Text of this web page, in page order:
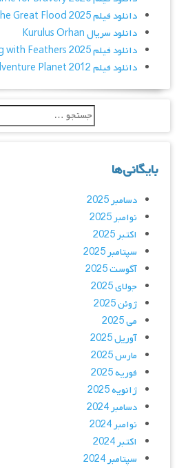
دانلود فیلم The Great Flood 2025
دانلود سریال Kurulus Orhan
دانلود فیلم The Thing with Feathers 2025
دانلود فیلم Adventure Planet 2012
بایگانی‌ها
دسامبر 2025
نوامبر 2025
اکتبر 2025
سپتامبر 2025
آگوست 2025
جولای 2025
ژوئن 2025
می 2025
آوریل 2025
مارس 2025
فوریه 2025
ژانویه 2025
دسامبر 2024
نوامبر 2024
اکتبر 2024
سپتامبر 2024